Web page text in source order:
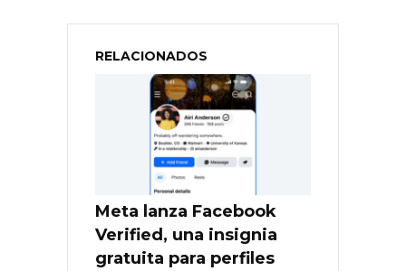
RELACIONADOS
Meta lanza Facebook
Verified, una insignia
gratuita para perfiles